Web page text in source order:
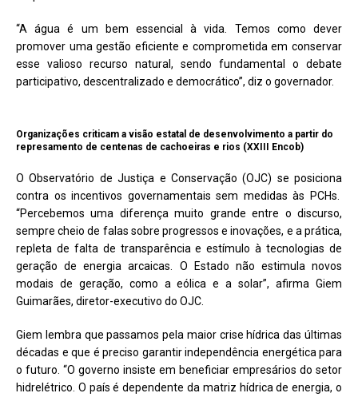
“A água é um bem essencial à vida. Temos como dever
promover uma gestão eficiente e comprometida em conservar
esse valioso recurso natural, sendo fundamental o debate
participativo, descentralizado e democrático”, diz o governador.
Organizações criticam a visão estatal de desenvolvimento a partir do
represamento de centenas de cachoeiras e rios (XXIII Encob)
O Observatório de Justiça e Conservação (OJC) se posiciona
contra os incentivos governamentais sem medidas às PCHs.
“Percebemos uma diferença muito grande entre o discurso,
sempre cheio de falas sobre progressos e inovações, e a prática,
repleta de falta de transparência e estímulo à tecnologias de
geração de energia arcaicas. O Estado não estimula novos
modais de geração, como a eólica e a solar”, afirma Giem
Guimarães, diretor-executivo do OJC.
Giem lembra que passamos pela maior crise hídrica das últimas
décadas e que é preciso garantir independência energética para
o futuro. “O governo insiste em beneficiar empresários do setor
hidrelétrico. O país é dependente da matriz hídrica de energia, o